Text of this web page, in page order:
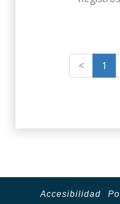
< 1
Accesibilidad